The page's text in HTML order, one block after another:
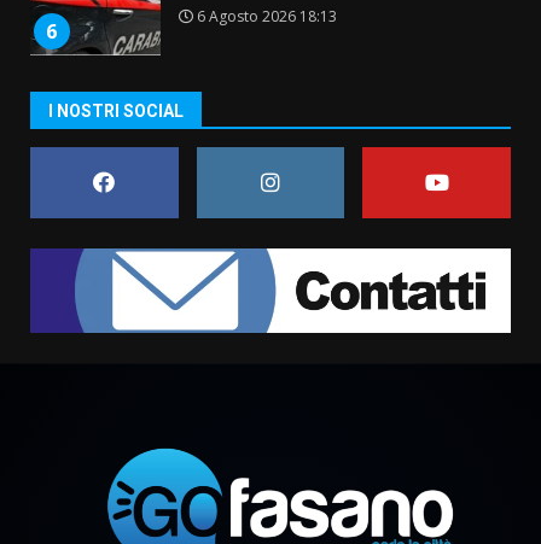
6
6 Agosto 2026 18:13
di aperture straordinarie del
Comune di Fasano
6 Agosto 2026 14:16
1
La Banda Città di Fasano apre
ufficialmente la Festa di
Savelletri
8 Agosto 2026 11:00
Santis
8 Agosto 2026 07:30
I NOSTRI SOCIAL